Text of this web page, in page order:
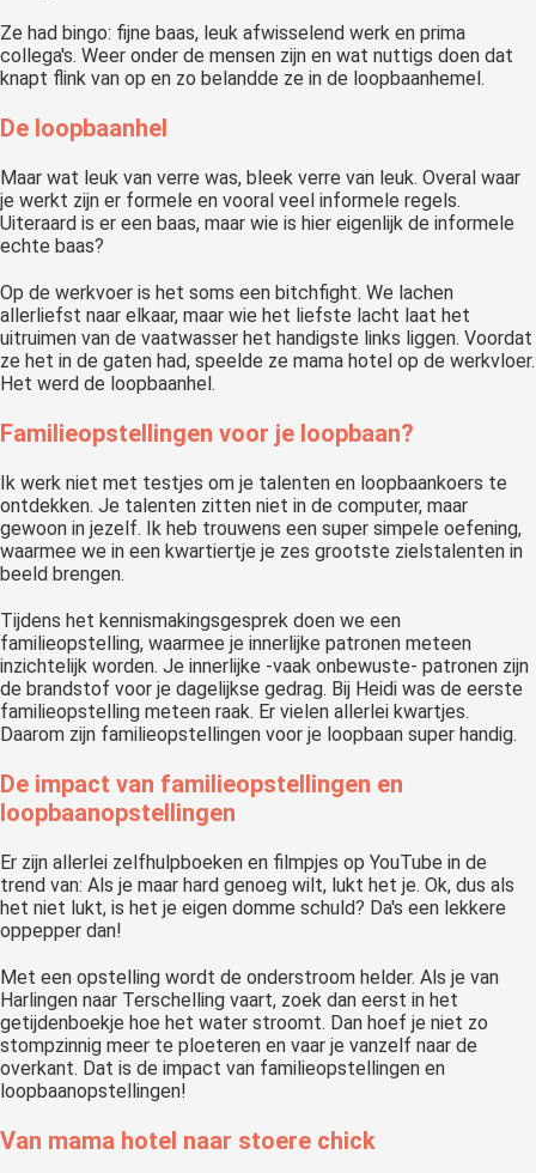
Ze had bingo: fijne baas, leuk afwisselend werk en prima
collega's. Weer onder de mensen zijn en wat nuttigs doen dat
knapt flink van op en zo belandde ze in de loopbaanhemel.
De loopbaanhel
Maar wat leuk van verre was, bleek verre van leuk. Overal waar
je werkt zijn er formele en vooral veel informele regels.
Uiteraard is er een baas, maar wie is hier eigenlijk de informele
echte baas?
Op de werkvoer is het soms een bitchfight. We lachen
allerliefst naar elkaar, maar wie het liefste lacht laat het
uitruimen van de vaatwasser het handigste links liggen. Voordat
ze het in de gaten had, speelde ze mama hotel op de werkvloer.
Het werd de loopbaanhel.
Familieopstellingen voor je loopbaan?
Ik werk niet met testjes om je talenten en loopbaankoers te
ontdekken. Je talenten zitten niet in de computer, maar
gewoon in jezelf. Ik heb trouwens een super simpele oefening,
waarmee we in een kwartiertje je zes grootste zielstalenten in
beeld brengen.
Tijdens het kennismakingsgesprek doen we een
familieopstelling, waarmee je innerlijke patronen meteen
inzichtelijk worden. Je innerlijke -vaak onbewuste- patronen zijn
de brandstof voor je dagelijkse gedrag. Bij Heidi was de eerste
familieopstelling meteen raak. Er vielen allerlei kwartjes.
Daarom zijn familieopstellingen voor je loopbaan super handig.
De impact van familieopstellingen en
loopbaanopstellingen
Er zijn allerlei zelfhulpboeken en filmpjes op YouTube in de
trend van: Als je maar hard genoeg wilt, lukt het je. Ok, dus als
het niet lukt, is het je eigen domme schuld? Da's een lekkere
oppepper dan!
Met een opstelling wordt de onderstroom helder. Als je van
Harlingen naar Terschelling vaart, zoek dan eerst in het
getijdenboekje hoe het water stroomt. Dan hoef je niet zo
stompzinnig meer te ploeteren en vaar je vanzelf naar de
overkant. Dat is de impact van familieopstellingen en
loopbaanopstellingen!
Van mama hotel naar stoere chick